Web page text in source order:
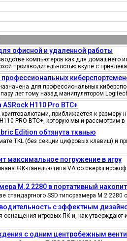
офисной и удаленной работы
компьютеров как для домашнего
производительностью вкупе с
для профессиональных
лет тому назад манипулятором
H110 Pro BTC+
приближается к размеру
PRO BTC+, которую мы и рассмотрим в
Edition обтянута тканью
TKL (без секции цифровых клавиш) и
максимальное погружение в игру
ЖК-панелью типа VA со
M.2 2280 в портативный
стандартного SSD типоразмера M.2 2280
с эффектным
игровых ПК и, как утверждают
с одним центробежным